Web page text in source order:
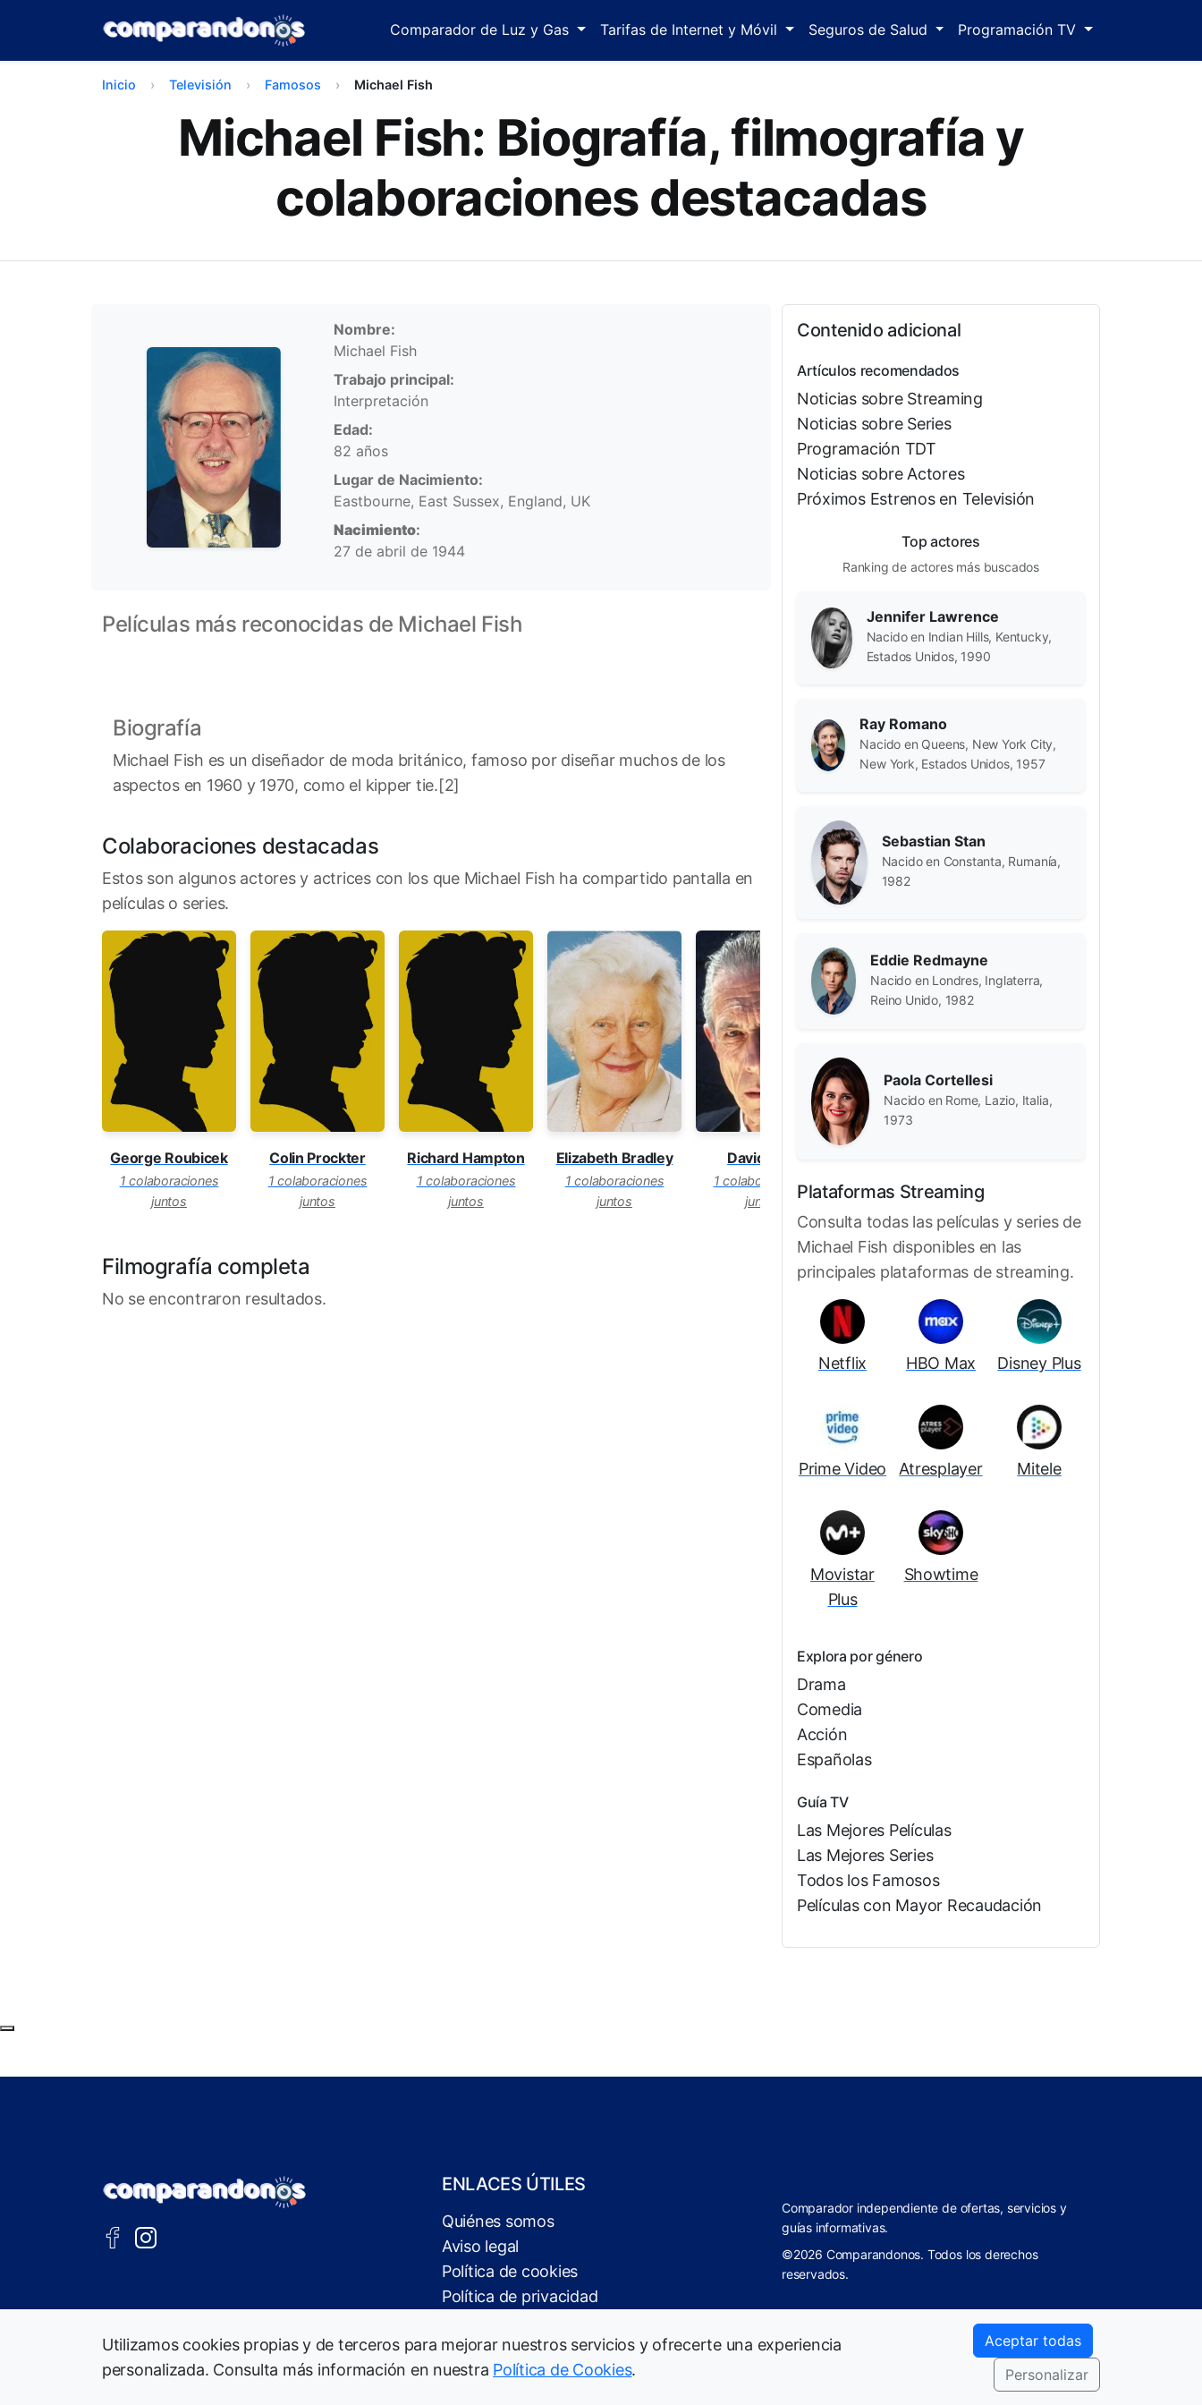
Comparador de Luz y Gas Tarifas de Internet y Móvil Seguros de Salud Programación TV
Inicio Televisión Famosos Michael Fish
Michael Fish: Biografía, filmografía y
colaboraciones destacadas
Información personal
Nombre:
Michael Fish
Trabajo principal:
Interpretación
Edad:
82 años
Lugar de Nacimiento:
Eastbourne, East Sussex, England, UK
Nacimiento:
27 de abril de 1944
Películas más reconocidas de Michael Fish
Biografía
Michael Fish es un diseñador de moda​ británico, famoso por diseñar muchos de los
aspectos en 1960 y 1970, como el kipper tie.[2]​
Colaboraciones destacadas
Estos son algunos actores y actrices con los que Michael Fish ha compartido pantalla en
películas o series.
George Roubicek
1 colaboraciones
juntos
Colin Prockter
1 colaboraciones
juntos
Richard Hampton
1 colaboraciones
juntos
Elizabeth Bradley
1 colaboraciones
juntos
David Neal
1 colaboraciones
juntos
juntos
Filmografía completa
No se encontraron resultados.
Contenido adicional
Artículos recomendados
Noticias sobre Streaming
Noticias sobre Series
Programación TDT
Noticias sobre Actores
Próximos Estrenos en Televisión
Top actores
Ranking de actores más buscados
Jennifer Lawrence
Nacido en Indian Hills, Kentucky,
Estados Unidos, 1990
Ray Romano
Nacido en Queens, New York City,
New York, Estados Unidos, 1957
Sebastian Stan
Nacido en Constanta, Rumanía,
1982
Eddie Redmayne
Nacido en Londres, Inglaterra,
Reino Unido, 1982
Paola Cortellesi
Nacido en Rome, Lazio, Italia,
1973
Plataformas Streaming
Consulta todas las películas y series de
Michael Fish disponibles en las
principales plataformas de streaming.
Netflix HBO Max Disney Plus
Prime Video Atresplayer Mitele
Movistar
Plus
Showtime
Explora por género
Drama
Comedia
Acción
Españolas
Guía TV
Las Mejores Películas
Las Mejores Series
Todos los Famosos
Películas con Mayor Recaudación
ENLACES ÚTILES
Quiénes somos
Aviso legal
Política de cookies
Política de privacidad
Comparador independiente de ofertas, servicios y
guías informativas.
©2026 Comparandonos. Todos los derechos
reservados.
Utilizamos cookies propias y de terceros para mejorar nuestros servicios y ofrecerte una experiencia
personalizada. Consulta más información en nuestra Política de Cookies.
Aceptar todas
Personalizar